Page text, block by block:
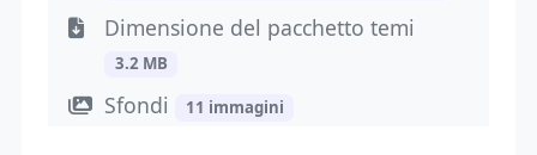
Dimensione del pacchetto temi
3.2 MB
Sfondi 11 immagini